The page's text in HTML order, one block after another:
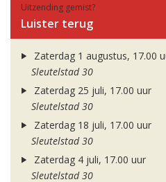
Uitzending gemist?
Luister terug
Zaterdag 1 augustus, 17.00
Sleutelstad 30
Zaterdag 25 juli, 17.00 uur
Sleutelstad 30
Zaterdag 18 juli, 17.00 uur
Sleutelstad 30
Zaterdag 4 juli, 17.00 uur
Sleutelstad 30